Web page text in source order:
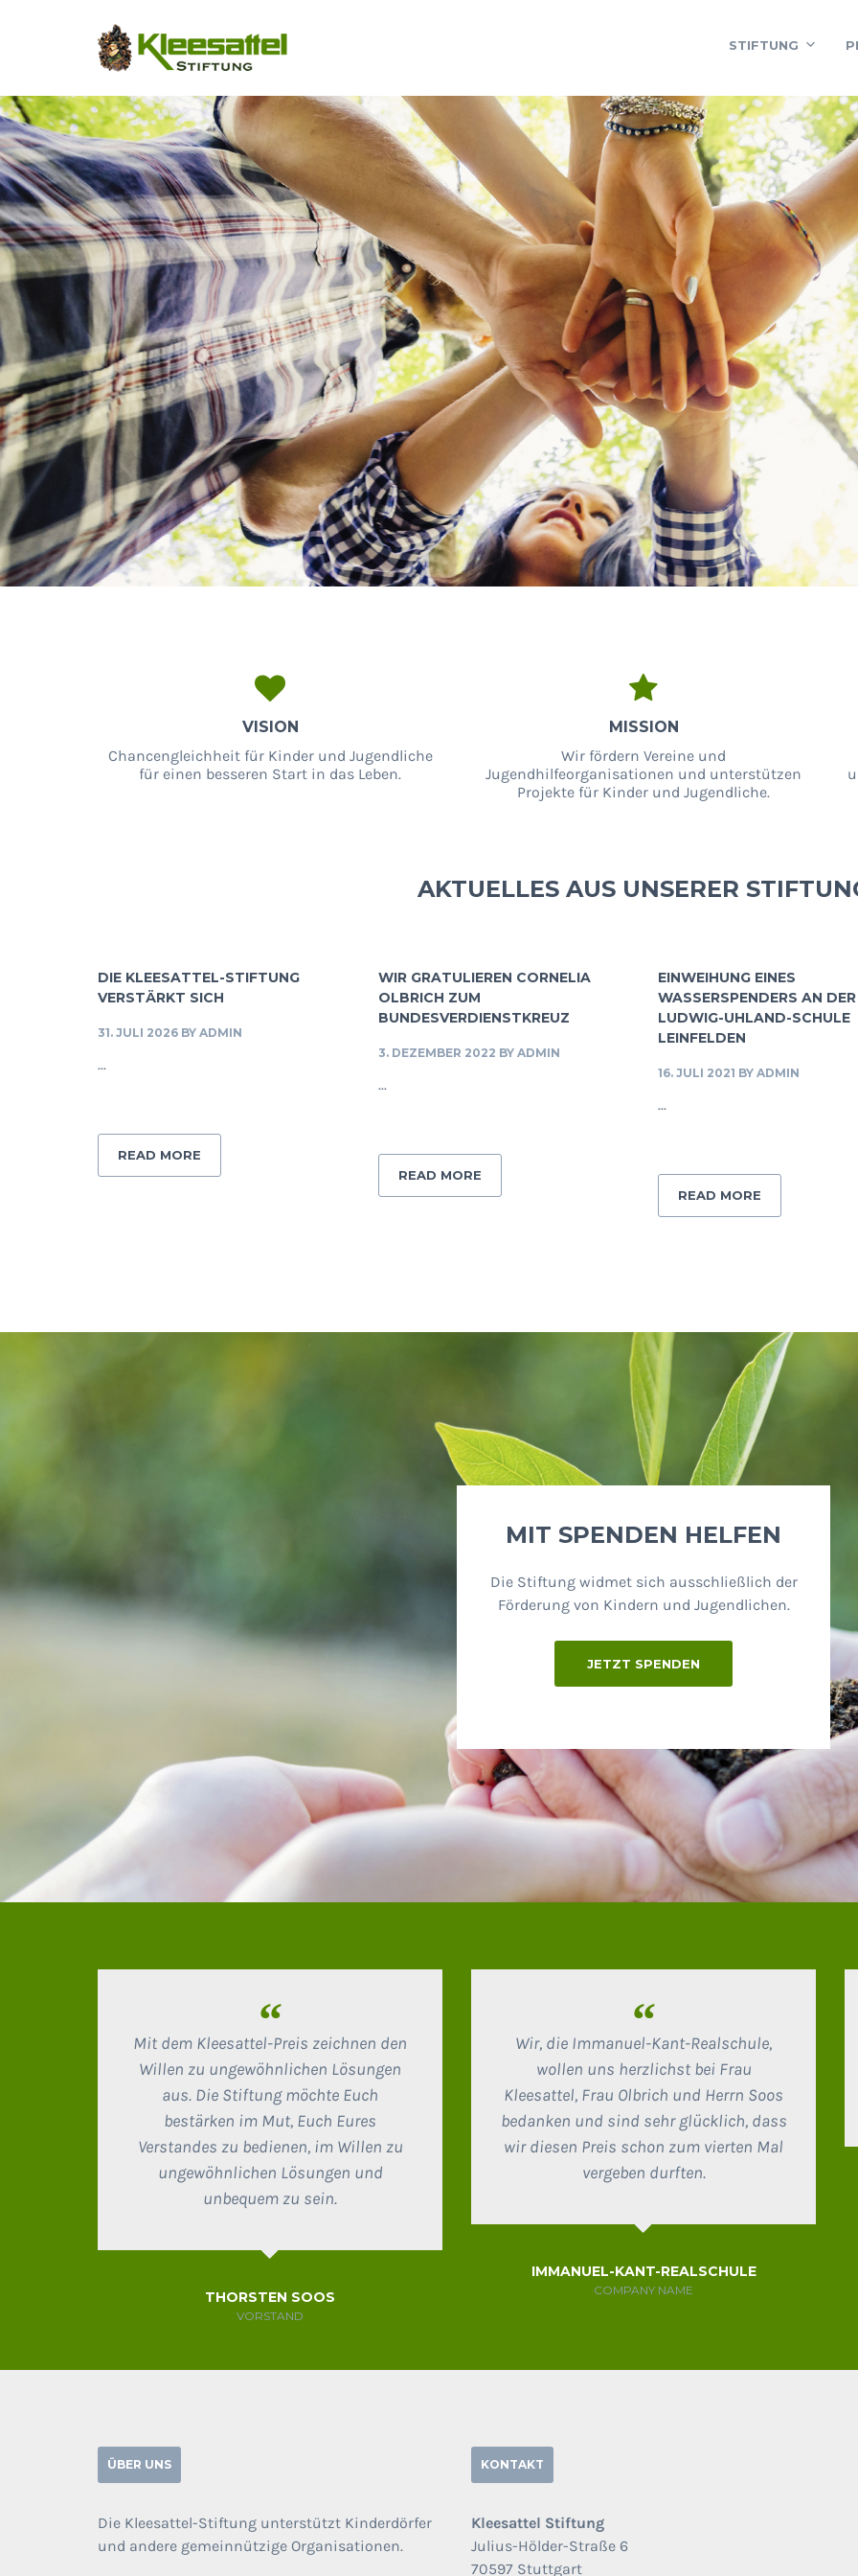
STIFTUNG
VISION
Chancengleichheit für Kinder und Jugendliche
für einen besseren Start in das Leben.
MISSION
Wir fördern Vereine und
Jugendhilfeorganisationen und unterstützen
Projekte für Kinder und Jugendliche.
AKTUELLES AUS UNSERER
DIE KLEESATTEL-STIFTUNG
VERSTÄRKT SICH
31. JULI 2026 BY ADMIN
...
READ MORE
WIR GRATULIEREN CORNELIA
OLBRICH ZUM
BUNDESVERDIENSTKREUZ
3. DEZEMBER 2022 BY ADMIN
...
READ MORE
EINWEIHUNG EINES
WASSERSPENDERS AN DER
LUDWIG-UHLAND-SCHULE
LEINFELDEN
16. JULI 2021 BY ADMIN
...
READ MORE
MIT SPENDEN HELFEN
Die Stiftung widmet sich ausschließlich der
Förderung von Kindern und Jugendlichen.
JETZT SPENDEN
“
Mit dem Kleesattel-Preis zeichnen den
Willen zu ungewöhnlichen Lösungen
aus. Die Stiftung möchte Euch
bestärken im Mut, Euch Eures
Verstandes zu bedienen, im Willen zu
ungewöhnlichen Lösungen und
unbequem zu sein.
THORSTEN SOOS
VORSTAND
“
Wir, die Immanuel-Kant-Realschule,
wollen uns herzlichst bei Frau
Kleesattel, Frau Olbrich und Herrn Soos
bedanken und sind sehr glücklich, dass
wir diesen Preis schon zum vierten Mal
vergeben durften.
IMMANUEL-KANT-REALSCHULE
COMPANY NAME
ÜBER UNS
Die Kleesattel-Stiftung unterstützt Kinderdörfer
und andere gemeinnützige Organisationen.
KONTAKT
Kleesattel Stiftung
Julius-Hölder-Straße 6
70597 Stuttgart